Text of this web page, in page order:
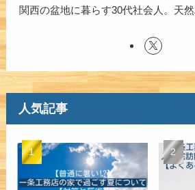
関西の盆地に暮らす30代社会人。天然
人気記事